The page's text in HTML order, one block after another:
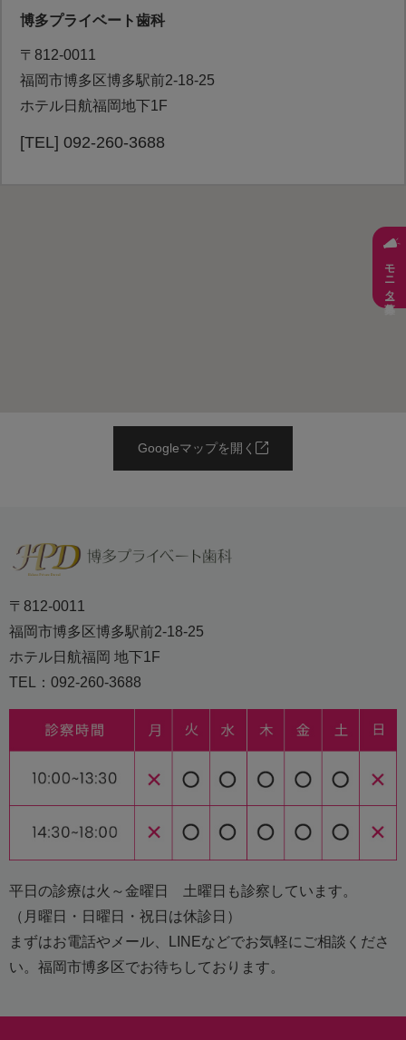
博多プライベート歯科
〒812-0011
福岡市博多区博多駅前2-18-25
ホテル日航福岡地下1F
[TEL] 092-260-3688
Googleマップを開く
〒812-0011
福岡市博多区博多駅前2-18-25
ホテル日航福岡 地下1F
TEL：092-260-3688
平日の診療は火～金曜日 土曜日も診察しています。
（月曜日・日曜日・祝日は休診日）
まずはお電話やメール、LINEなどでお気軽にご相談くださ
い。福岡市博多区でお待ちしております。
モニター募集